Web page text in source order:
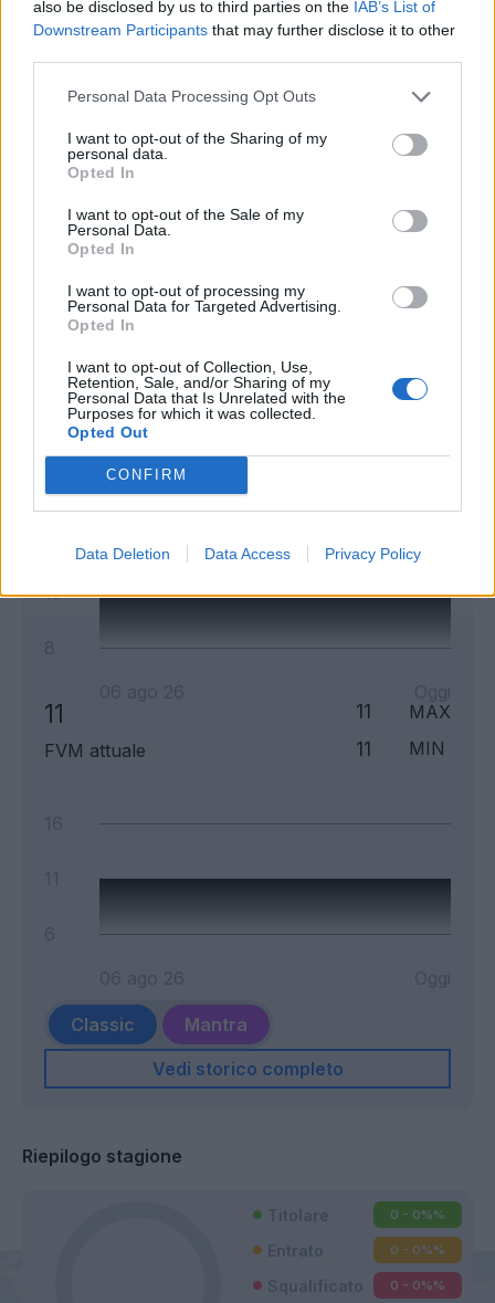
also be disclosed by us to third parties on the IAB’s List of
Downstream Participants that may further disclose it to other
Personal Data Processing Opt Outs
I want to opt-out of the Sharing of my
personal data.
Opted In
I want to opt-out of the Sale of my
Personal Data.
Opted In
I want to opt-out of processing my
Personal Data for Targeted Advertising.
Opted In
I want to opt-out of Collection, Use,
Retention, Sale, and/or Sharing of my
Personal Data that Is Unrelated with the
Purposes for which it was collected.
Opted Out
CONFIRM
Data Deletion Data Access Privacy Policy
Classic
Andamento FantaValore di Mercato
13
FVM attuale 13 MIN
13
11
FVM attuale
11 MAX
11 MIN
Classic
Mantra
Vedi storico completo
Riepilogo stagione
0 - 0%%
0 - 0%%
0 - 0%%